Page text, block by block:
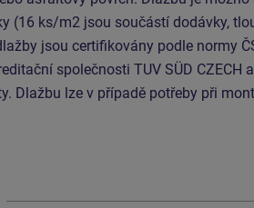
(16 ks/m2 jsou součástí dodávky,
jsou certifikovány podle normy
společnosti TUV SÜD CZECH
Dlažbu lze v případě potřeby při